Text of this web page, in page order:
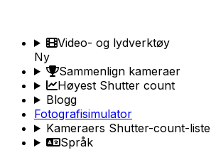
Video- og lydverktøy
Ny
Sammenlign kameraer
Høyest Shutter count
Blogg
Fotografisimulator
Kameraers Shutter-count-liste
Språk